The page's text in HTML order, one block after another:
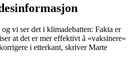
vi ser det i klimadebatten: Fakta er
at det er mer effektivt å «vaksinere»
i etterkant, skriver Marte